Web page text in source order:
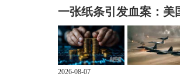
一张纸条引发血案：美
2026-08-07